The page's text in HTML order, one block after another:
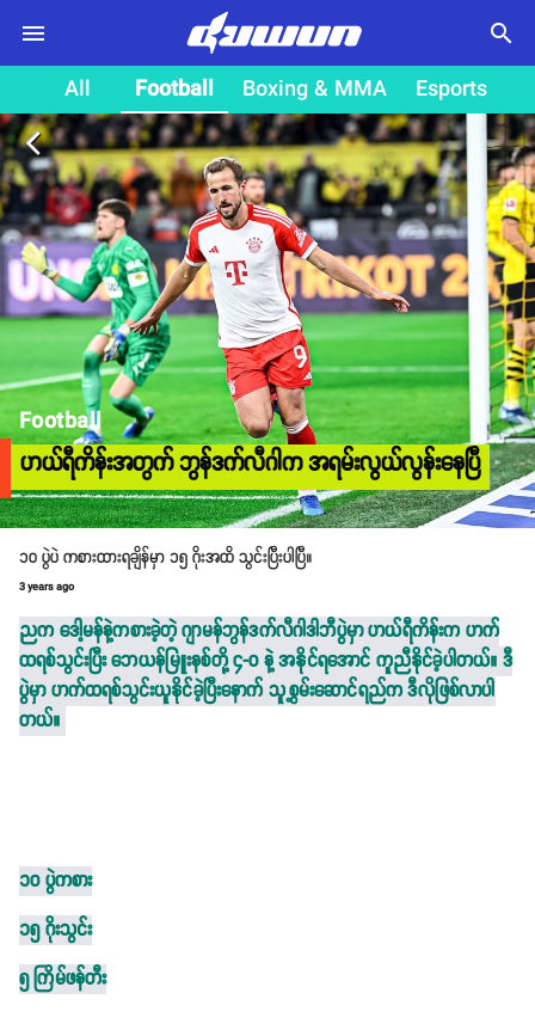
search
All Football Boxing & MMA Esports
arrow_back_ios
Football
ဟယ်ရီကိန်းအတွက် ဘွန်ဒက်လီဂါက အရမ်းလွယ်လွန်းနေပြီ
၁၀ ပွဲပဲ ကစားထားရချိန်မှာ ၁၅ ဂိုးအထိ သွင်းပြီးပါပြီ။
3 years ago
ညက ဒေါ့မန်နဲ့ကစားခဲ့တဲ့ ဂျာမန်ဘွန်ဒက်လီဂါဒါဘီပွဲမှာ ဟယ်ရီကိန်းက ဟက်
ထရစ်သွင်းပြီး ဘေယန်မြူးနစ်တို့ ၄-၀ နဲ့ အနိုင်ရအောင် ကူညီနိုင်ခဲ့ပါတယ်။ ဒီ
ပွဲမှာ ဟက်ထရစ်သွင်းယူနိုင်ခဲ့ပြီးနောက် သူ့စွမ်းဆောင်ရည်က ဒီလိုဖြစ်လာပါ
တယ်။
၁၀ ပွဲကစား
၁၅ ဂိုးသွင်း
၅ ကြိမ်ဖန်တီး